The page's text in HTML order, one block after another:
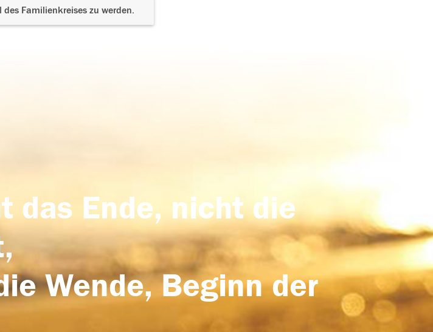
Familienkreises zu werden.
das Ende, nicht die
Wende, Beginn der